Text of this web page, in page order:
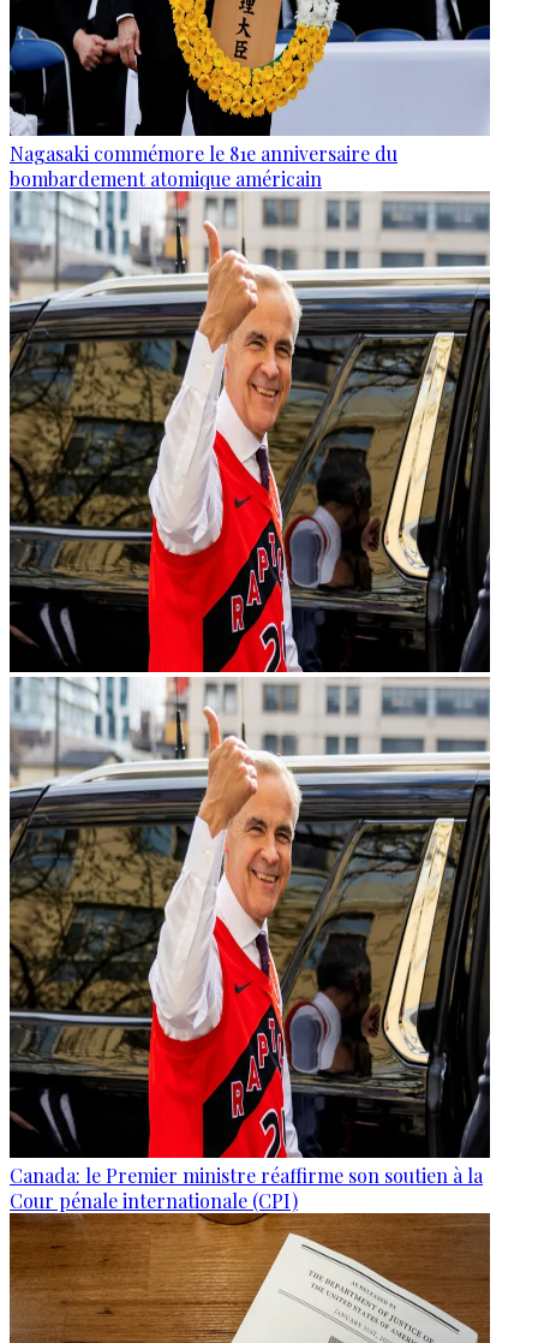
Nagasaki commémore le 81e anniversaire du
bombardement atomique américain
Canada: le Premier ministre réaffirme son soutien à la
Cour pénale internationale (CPI)